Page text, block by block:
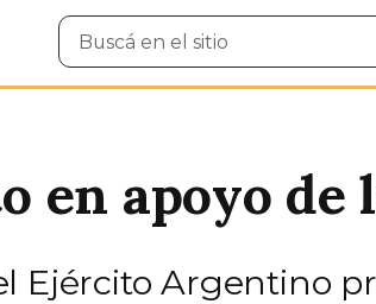
Buscar
en
en apoyo de
Ejército Argentino